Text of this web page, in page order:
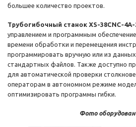
большее количество проектов.
Трубогибочный станок XS-38CNC-4A-
управлением и программным
времени обработки и перемещения
программировать вручную или из данных
стандартных файлов. Также доступно
для автоматической проверки
операторам в автономном режиме
оптимизировать программы гибки.
Фото